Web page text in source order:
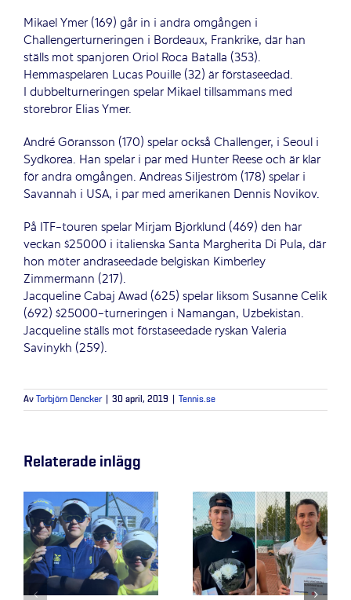
Mikael Ymer (169) går in i andra omgången i
Challengerturneringen i Bordeaux, Frankrike, där han
ställs mot spanjoren Oriol Roca Batalla (353).
Hemmaspelaren Lucas Pouille (32) är förstaseedad.
I dubbelturneringen spelar Mikael tillsammans med
storebror Elias Ymer.
André Göransson (170) spelar också Challenger, i Seoul i
Sydkorea. Han spelar i par med Hunter Reese och är klar
för andra omgången. Andreas Siljeström (178) spelar i
Savannah i USA, i par med amerikanen Dennis Novikov.
På ITF-touren spelar Mirjam Björklund (469) den här
veckan $25000 i italienska Santa Margherita Di Pula, där
hon möter andraseedade belgiskan Kimberley
Zimmermann (217).
Jacqueline Cabaj Awad (625) spelar liksom Susanne Celik
(692) $25000-turneringen i Namangan, Uzbekistan.
Jacqueline ställs mot förstaseedade ryskan Valeria
Savinykh (259).
Av Torbjörn Dencker 30 april, 2019 Tennis.se
Relaterade inlägg